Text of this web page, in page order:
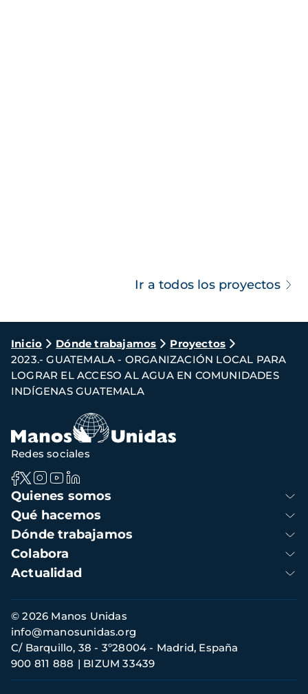
Ir a todos los proyectos
Ruta
de
navegación
Inicio Dónde trabajamos
Proyectos
2023.- GUATEMALA - ORGANIZACIÓN LOCAL PARA
LOGRAR EL ACCESO AL AGUA EN COMUNIDADES
INDÍGENAS GUATEMALA
Navegación
principal
Quienes somos
Qué hacemos
Dónde trabajamos
Colabora
Actualidad
Redes sociales
Información
de
contacto
© 2026 Manos Unidas
C/ Barquillo, 38 - 3º28004 - Madrid, España
900 811 888
BIZUM 33439
info@manosunidas.org